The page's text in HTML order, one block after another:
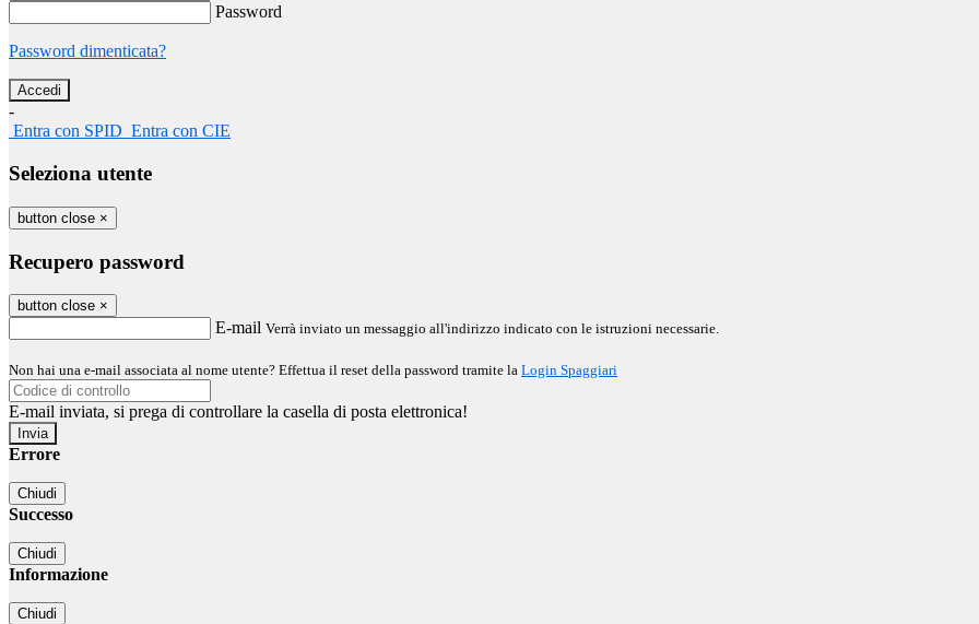
Password
Password dimenticata?
-
Entra con SPID Entra con CIE
Seleziona utente
button close ×
Recupero password
button close ×
E-mail Verrà inviato un messaggio all'indirizzo indicato con le istruzioni necessarie.
Non hai una e-mail associata al nome utente? Effettua il reset della password tramite la Login Spaggiari
E-mail inviata, si prega di controllare la casella di posta elettronica!
Errore
Chiudi
Successo
Chiudi
Informazione
Chiudi